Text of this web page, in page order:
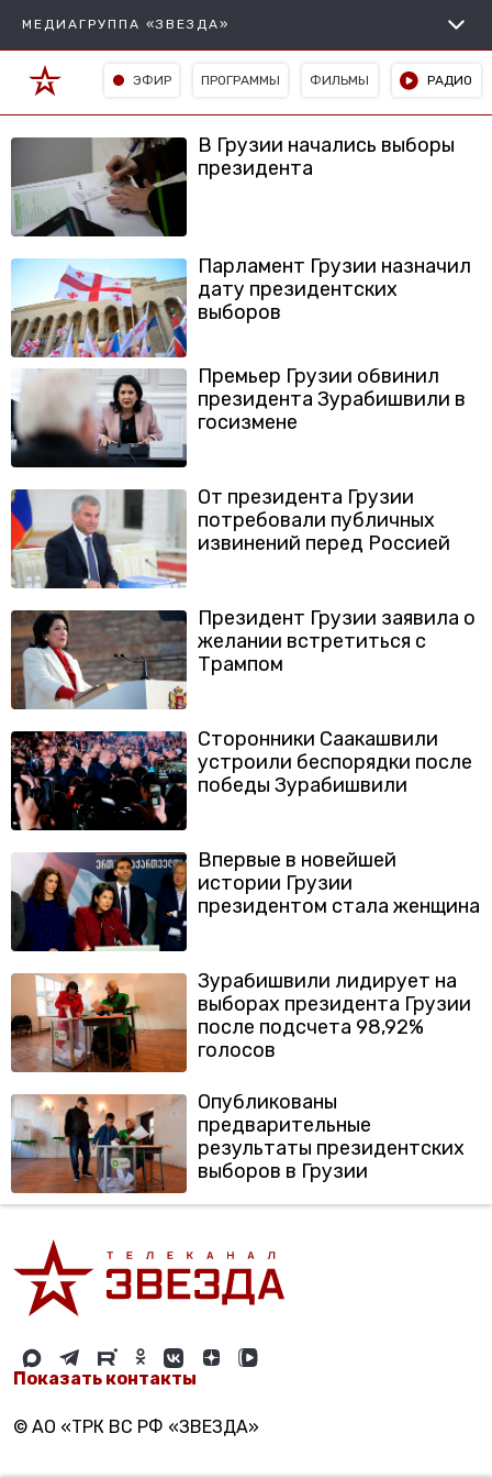
МЕДИАГРУППА «ЗВЕЗДА»
ЭФИР ПРОГРАММЫ ФИЛЬМЫ РАДИО
В Грузии начались выборы
президента
Парламент Грузии назначил
дату президентских
выборов
Премьер Грузии обвинил
президента Зурабишвили в
госизмене
От президента Грузии
потребовали публичных
извинений перед Россией
Президент Грузии заявила о
желании встретиться с
Трампом
Сторонники Саакашвили
устроили беспорядки после
победы Зурабишвили
Впервые в новейшей
истории Грузии
президентом стала женщина
Зурабишвили лидирует на
выборах президента Грузии
после подсчета 98,92%
голосов
Опубликованы
предварительные
результаты президентских
выборов в Грузии
Показать контакты
© АО «ТРК ВС РФ «ЗВЕЗДА»